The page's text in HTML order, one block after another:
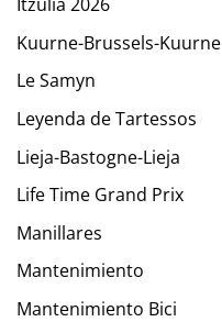
Kuurne-Brussels-Kuurne
Le Samyn
Leyenda de Tartessos
Lieja-Bastogne-Lieja
Life Time Grand Prix
Manillares
Mantenimiento
Mantenimiento Bici